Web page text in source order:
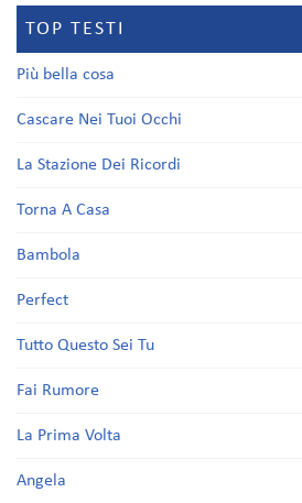
TOP TESTI
Più bella cosa
Cascare Nei Tuoi Occhi
La Stazione Dei Ricordi
Torna A Casa
Bambola
Perfect
Tutto Questo Sei Tu
Fai Rumore
La Prima Volta
Angela